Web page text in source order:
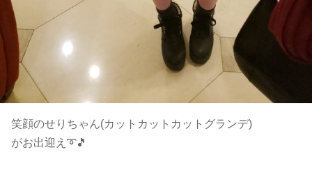
笑顔のせりちゃん(カットカットカットグランデ)
がお出迎え➰🎵